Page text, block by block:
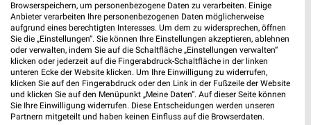
RENO Angebote in Weiden in der Oberpfalz
Weiden in der Oberpfalz, Deutschland
329,38 km
RENO Angebote in Maxhütte-Haidhof
Browserspeichern, um personenbezogene Daten zu verarbeiten. Einige
Anbieter verarbeiten Ihre personenbezogenen Daten möglicherweise
aufgrund eines berechtigten Interesses. Um dem zu widersprechen, öffnen
Sie die „Einstellungen“. Sie können Ihre Einstellungen akzeptieren, ablehnen
oder verwalten, indem Sie auf die Schaltfläche „Einstellungen verwalten“
klicken oder jederzeit auf die Fingerabdruck-Schaltfläche in der linken
unteren Ecke der Website klicken. Um Ihre Einwilligung zu widerrufen,
klicken Sie auf den Fingerabdruck oder den Link in der Fußzeile der Website
und klicken Sie auf den Menüpunkt „Meine Daten“. Auf dieser Seite können
Sie Ihre Einwilligung widerrufen. Diese Entscheidungen werden unseren
Partnern mitgeteilt und haben keinen Einfluss auf die Browserdaten.